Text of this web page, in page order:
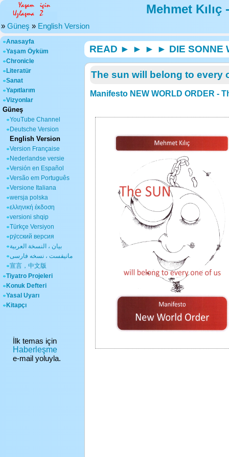
Mehmet
» Güneş » English Version
Anasayfa
Yaşam Öyküm
Chronicle
Literatür
Sanat
Yapıtlarım
Vizyonlar
Güneş
YouTube Channel
Deutsche Version
English Version
Version Française
Nederlandse versie
Versión en Español
Versão em Português
Versione Italiana
wersja polska
ελληνική έκδοση
versioni shqip
Türkçe Versiyon
ру́сский версия
بيان ، النسخة العربية
مانیفست ، نسخه فارسی
宣言，中文版
Tiyatro Projeleri
Konuk Defteri
Yasal Uyarı
Kitapçı
İlk temas için
Haberleşme
e-mail yoluyla.
READ ► ► ► ► DIE SONNE
The sun will belong to every
Manifesto NEW WORLD ORDER -